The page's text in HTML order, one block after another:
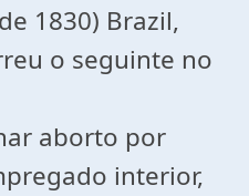
1830) Brazil,
o seguinte no
aborto por
interior,